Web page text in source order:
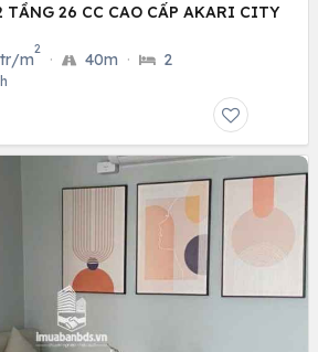
TẦNG 26 CC CAO CẤP AKARI CITY
m
2
· 40m · 2